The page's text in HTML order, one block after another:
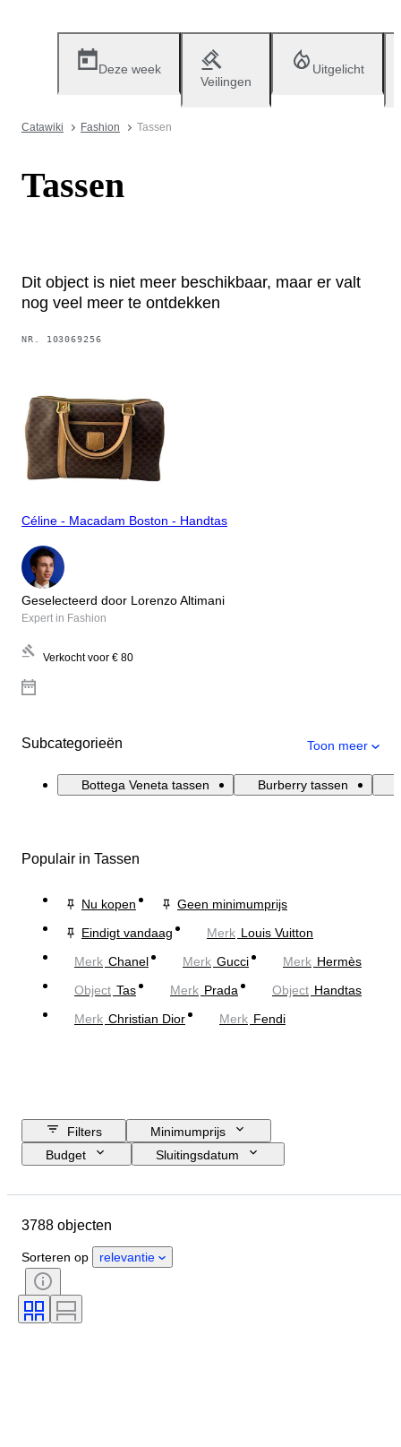
Deze week
Veilingen
Uitgelicht
Catawiki Fashion Tassen
Tassen
Dit object is niet meer beschikbaar, maar er valt
nog veel meer te ontdekken
NR. 103069256
Céline - Macadam Boston - Handtas
Geselecteerd door Lorenzo Altimani
Expert in Fashion
Verkocht voor € 80
Subcategorieën Toon meer
Bottega Veneta tassen Burberry tassen
Populair in Tassen
Nu kopen
Geen minimumprijs
Eindigt vandaag
Merk Louis Vuitton
Merk Chanel Merk Gucci Merk Hermès
Object Tas Merk Prada Object Handtas
Merk Christian Dior Merk Fendi
Filters
Minimumprijs
Budget
Sluitingsdatum
Land van herkomst
Geslacht
Conditie
Certificaat
Accessoires inbegrepen
Era
3788 objecten
Sorteren op relevantie